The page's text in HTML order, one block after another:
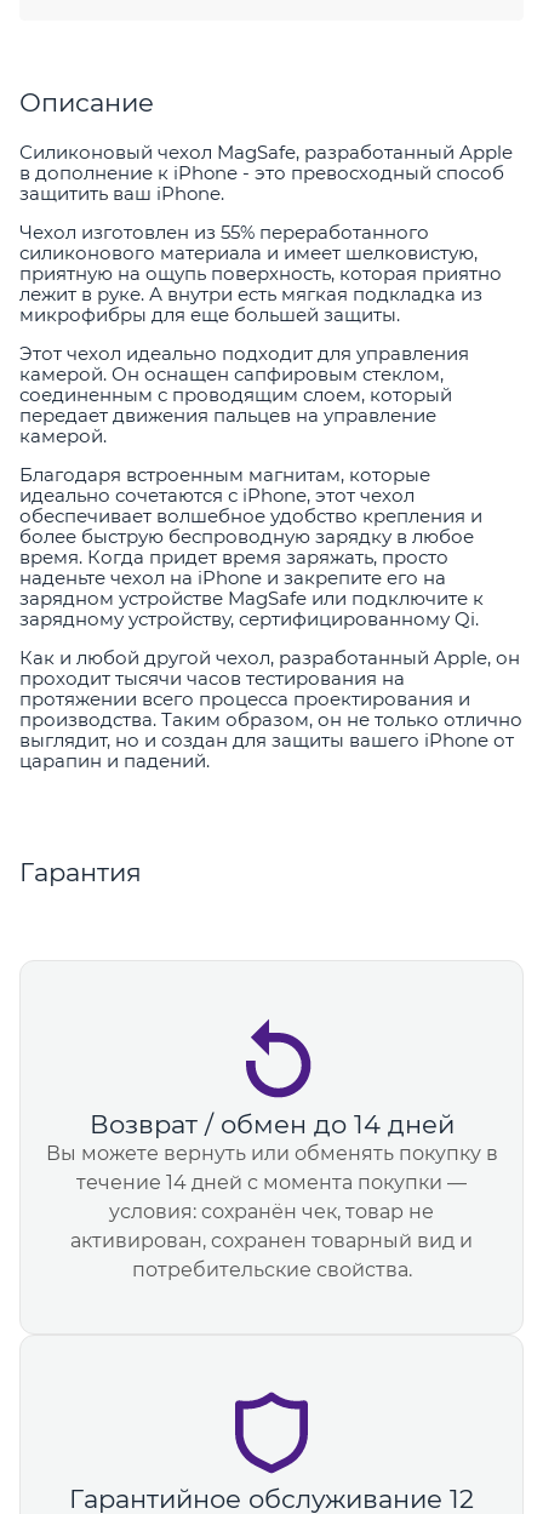
Описание
Силиконовый чехол MagSafe, разработанный Apple
в дополнение к iPhone - это превосходный способ
защитить ваш iPhone.
Чехол изготовлен из 55% переработанного
силиконового материала и имеет шелковистую,
приятную на ощупь поверхность, которая приятно
лежит в руке. А внутри есть мягкая подкладка из
микрофибры для еще большей защиты.
Этот чехол идеально подходит для управления
камерой. Он оснащен сапфировым стеклом,
соединенным с проводящим слоем, который
передает движения пальцев на управление
камерой.
Благодаря встроенным магнитам, которые
идеально сочетаются с iPhone, этот чехол
обеспечивает волшебное удобство крепления и
более быструю беспроводную зарядку в любое
время. Когда придет время заряжать, просто
наденьте чехол на iPhone и закрепите его на
зарядном устройстве MagSafe или подключите к
зарядному устройству, сертифицированному Qi.
Как и любой другой чехол, разработанный Apple, он
проходит тысячи часов тестирования на
протяжении всего процесса проектирования и
производства. Таким образом, он не только отлично
выглядит, но и создан для защиты вашего iPhone от
царапин и падений.
Гарантия
Возврат / обмен до 14 дней
Вы можете вернуть или обменять покупку в
течение 14 дней с момента покупки —
условия: сохранён чек, товар не
активирован, сохранен товарный вид и
потребительские свойства.
Гарантийное обслуживание 12